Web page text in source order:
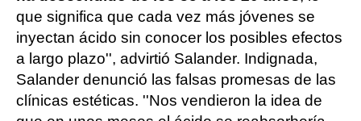
que significa que cada vez más jóvenes se
inyectan ácido sin conocer los posibles efectos
a largo plazo'', advirtió Salander. Indignada,
Salander denunció las falsas promesas de las
clínicas estéticas. ''Nos vendieron la idea de